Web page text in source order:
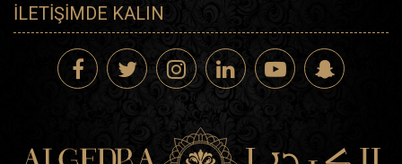
İLETIŞIMDE KALIN